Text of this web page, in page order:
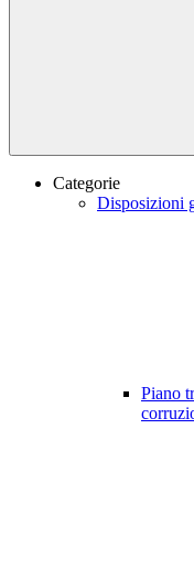
Categorie
Disposizioni
Piano